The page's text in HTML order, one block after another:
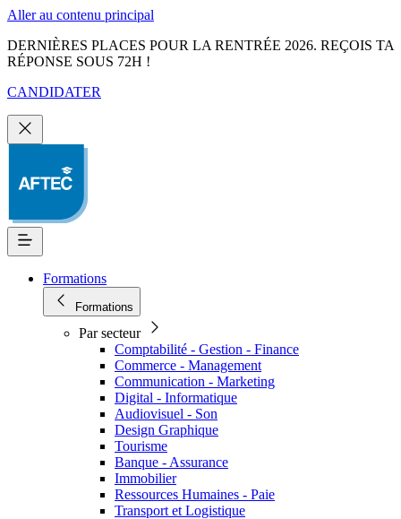
Aller au contenu principal
DERNIÈRES PLACES POUR LA RENTRÉE 2026. REÇOIS TA
RÉPONSE SOUS 72H !
CANDIDATER
Formations
Formations
Par secteur
Comptabilité - Gestion - Finance
Commerce - Management
Communication - Marketing
Digital - Informatique
Audiovisuel - Son
Design Graphique
Tourisme
Banque - Assurance
Immobilier
Ressources Humaines - Paie
Transport et Logistique